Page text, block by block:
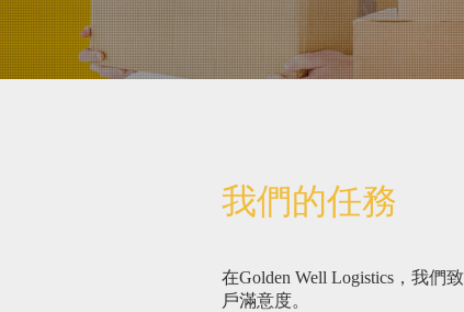
我們的任務
在Golden Well Logistics，我們
戶滿意度。